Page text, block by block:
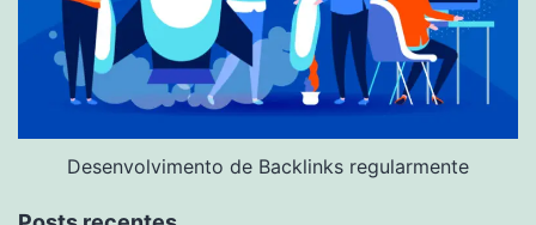
Desenvolvimento de Backlinks regularmente